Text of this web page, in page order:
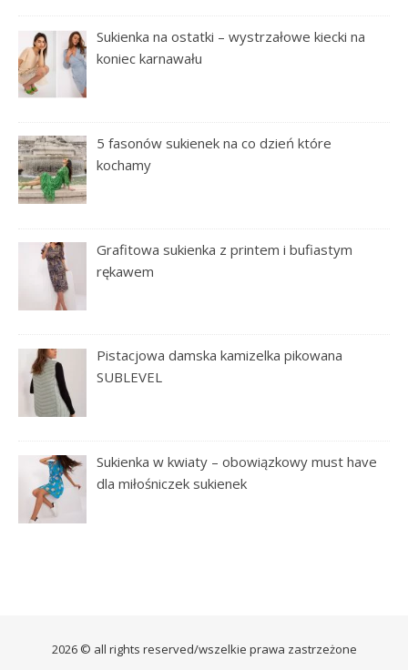
Sukienka na ostatki – wystrzałowe kiecki na
koniec karnawału
5 fasonów sukienek na co dzień które
kochamy
Grafitowa sukienka z printem i bufiastym
rękawem
Pistacjowa damska kamizelka pikowana
SUBLEVEL
Sukienka w kwiaty – obowiązkowy must have
dla miłośniczek sukienek
2026 © all rights reserved/wszelkie prawa zastrzeżone